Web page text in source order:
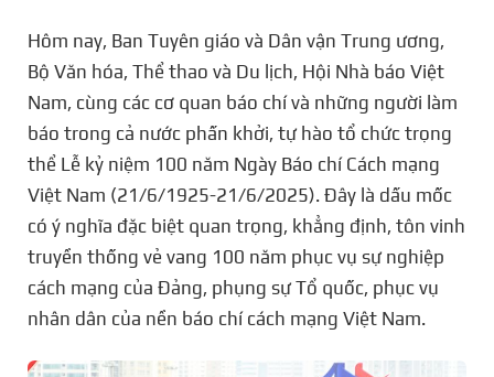
Hôm nay, Ban Tuyên giáo và Dân vận Trung ương,
Bộ Văn hóa, Thể thao và Du lịch, Hội Nhà báo Việt
Nam, cùng các cơ quan báo chí và những người làm
báo trong cả nước phấn khởi, tự hào tổ chức trọng
thể Lễ kỷ niệm 100 năm Ngày Báo chí Cách mạng
Việt Nam (21/6/1925-21/6/2025). Đây là dấu mốc
có ý nghĩa đặc biệt quan trọng, khẳng định, tôn vinh
truyền thống vẻ vang 100 năm phục vụ sự nghiệp
cách mạng của Đảng, phụng sự Tổ quốc, phục vụ
nhân dân của nền báo chí cách mạng Việt Nam.